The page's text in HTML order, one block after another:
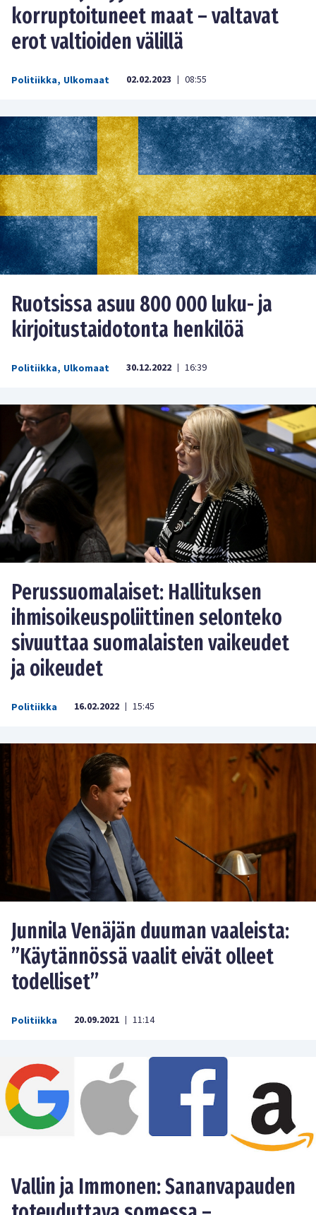
korruptoituneet maat – valtavat
erot valtioiden välillä
Politiikka, Ulkomaat 02.02.2023 | 08:55
Ruotsissa asuu 800 000 luku- ja
kirjoitustaidotonta henkilöä
Politiikka, Ulkomaat 30.12.2022 | 16:39
Perussuomalaiset: Hallituksen
ihmisoikeuspoliittinen selonteko
sivuuttaa suomalaisten vaikeudet
ja oikeudet
Politiikka 16.02.2022 | 15:45
Junnila Venäjän duuman vaaleista:
”Käytännössä vaalit eivät olleet
todelliset”
Politiikka 20.09.2021 | 11:14
Vallin ja Immonen: Sananvapauden